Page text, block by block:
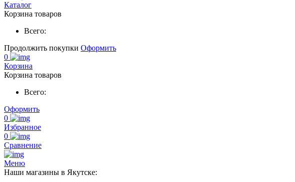
Каталог
Корзина товаров
Всего:
Продолжить покупки Оформить
0
Корзина
Корзина товаров
Всего:
Оформить
0
Избранное
0
Сравнение
Меню
Наши магазины в Якутске: